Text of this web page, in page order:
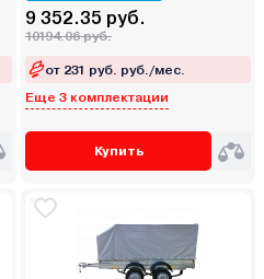
9 352.35 руб.
10194.06 руб.
от 231 руб. руб./мес.
Еще 3 комплектации
Купить